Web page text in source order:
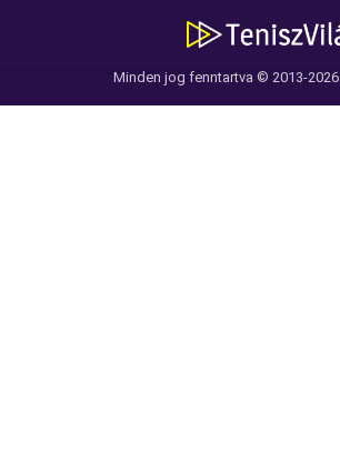
Minden jog fenntartva © 2013-2026